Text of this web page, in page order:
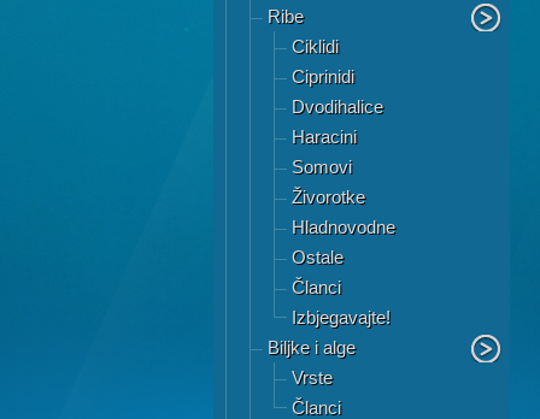
Ribe
Ciklidi
Ciprinidi
Dvodihalice
Haracini
Somovi
Živorotke
Hladnovodne
Ostale
Članci
Izbjegavajte!
Biljke i alge
Vrste
Članci